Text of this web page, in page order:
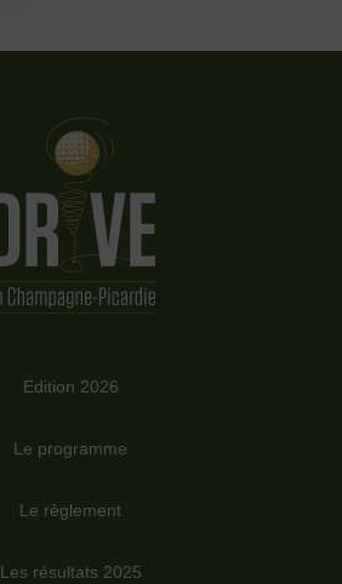
Edition 2026
Le programme
Le règlement
Les résultats 2025